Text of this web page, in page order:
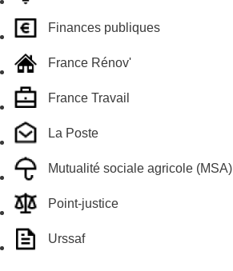
Finances publiques
France Rénov'
France Travail
La Poste
Mutualité sociale agricole (MSA)
Point-justice
Urssaf